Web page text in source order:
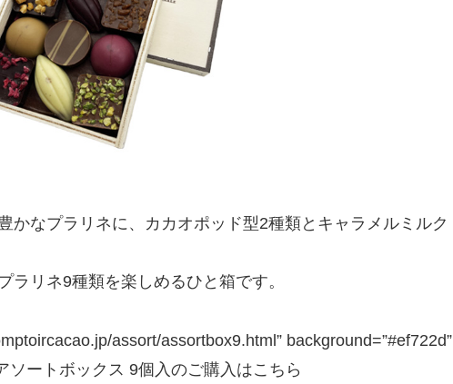
かなプラリネに、カカオポッド型2種類とキャラメルミルク
ラリネ9種類を楽しめるひと箱です。
assort/assortbox9.html” background=”#ef722d”
ソートボックス 9個入のご購入はこちら